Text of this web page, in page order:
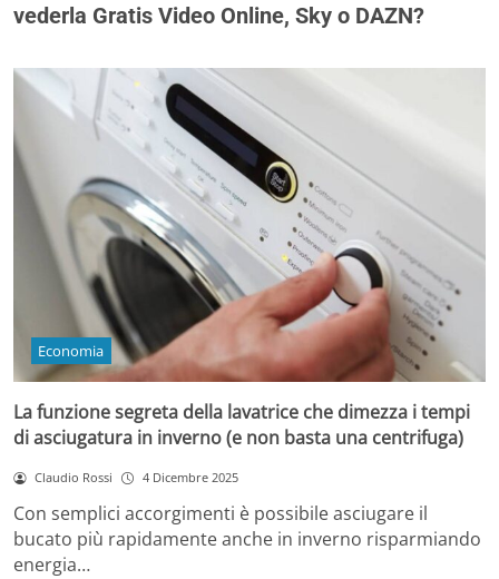
vederla Gratis Video Online, Sky o DAZN?
Economia
La funzione segreta della lavatrice che dimezza i tempi
di asciugatura in inverno (e non basta una centrifuga)
Claudio Rossi 4 Dicembre 2025
Con semplici accorgimenti è possibile asciugare il
bucato più rapidamente anche in inverno risparmiando
energia…